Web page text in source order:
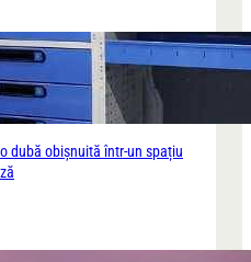
dubă obișnuită într-un spațiu